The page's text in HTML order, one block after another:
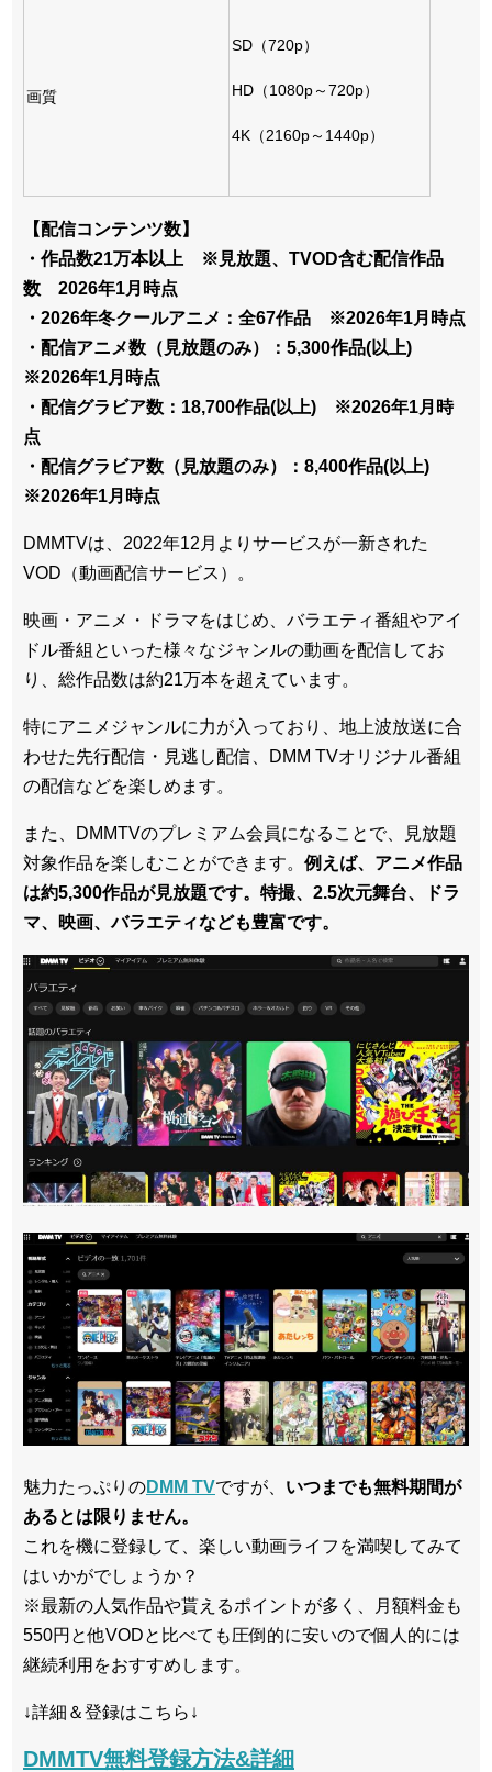
画質
SD（720p）
HD（1080p～720p）
4K（2160p～1440p）
【配信コンテンツ数】
・作品数21万本以上 ※見放題、TVOD含む配信作品
数 2026年1月時点
・2026年冬クールアニメ：全67作品 ※2026年1月時点
・配信アニメ数（見放題のみ）：5,300作品(以上)
※2026年1月時点
・配信グラビア数：18,700作品(以上) ※2026年1月時
点
・配信グラビア数（見放題のみ）：8,400作品(以上)
※2026年1月時点
DMMTVは、2022年12月よりサービスが一新された
VOD（動画配信サービス）。
映画・アニメ・ドラマをはじめ、バラエティ番組やアイ
ドル番組といった様々なジャンルの動画を配信してお
り、総作品数は約21万本を超えています。
特にアニメジャンルに力が入っており、地上波放送に合
わせた先行配信・見逃し配信、DMM TVオリジナル番組
の配信などを楽しめます。
また、DMMTVのプレミアム会員になることで、見放題
対象作品を楽しむことができます。 例えば、アニメ作品
は約5,300作品が見放題です。特撮、2.5次元舞台、ドラ
マ、映画、バラエティなども豊富です。
魅力たっぷりのDMM TVですが、 いつまでも無料期間が
あるとは限りません。
これを機に登録して、楽しい動画ライフを満喫してみて
はいかがでしょうか？
※最新の人気作品や貰えるポイントが多く、月額料金も
550円と他VODと比べても圧倒的に安いので個人的には
継続利用をおすすめします。
↓詳細＆登録はこちら↓
DMMTV無料登録方法&詳細